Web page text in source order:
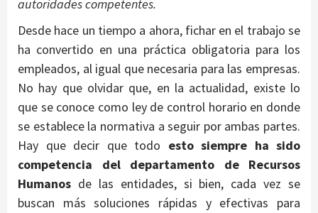
autoridades competentes.
Desde hace un tiempo a ahora, fichar en el trabajo se
ha convertido en una práctica obligatoria para los
empleados, al igual que necesaria para las empresas.
No hay que olvidar que, en la actualidad, existe lo
que se conoce como ley de control horario en donde
se establece la normativa a seguir por ambas partes.
Hay que decir que todo esto siempre ha sido
competencia del departamento de Recursos
Humanos de las entidades, si bien, cada vez se
buscan más soluciones rápidas y efectivas para